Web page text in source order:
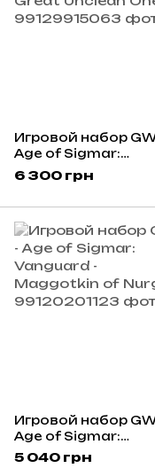
Игровой набор
Age of Sigmar:
Maggotkin of
Great Unclean One
6 300 грн
Игровой набор
Age of Sigmar:
Vanguard -
of Nurgle
5 040 грн